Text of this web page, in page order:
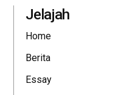
Jelajah
Home
Berita
Essay